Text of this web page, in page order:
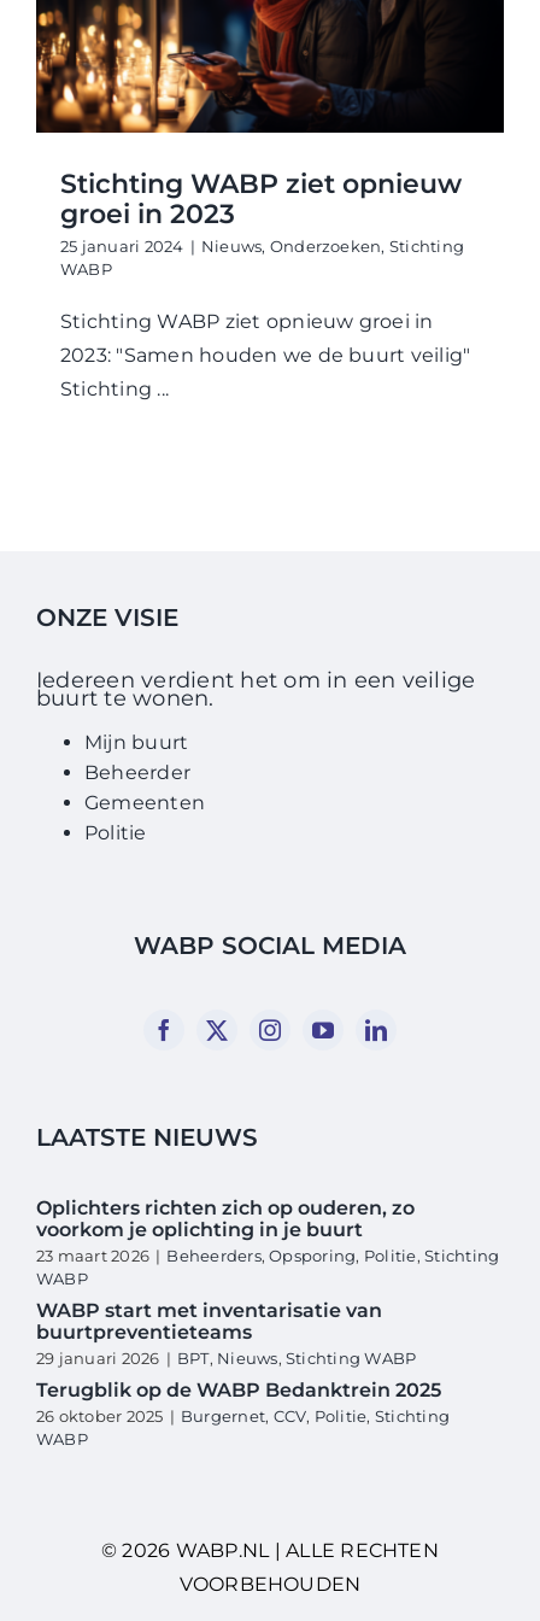
WABP Shop
Stichting WABP ziet opnieuw
groei in 2023
25 januari 2024 | Nieuws, Onderzoeken, Stichting
WABP
Stichting WABP ziet opnieuw groei in
2023: "Samen houden we de buurt veilig"
Stichting ...
ONZE VISIE
Iedereen verdient het om in een veilige
buurt te wonen.
Mijn buurt
Beheerder
Gemeenten
Politie
WABP SOCIAL MEDIA
LAATSTE NIEUWS
Oplichters richten zich op ouderen, zo
voorkom je oplichting in je buurt
23 maart 2026 | Beheerders,Opsporing, Politie,Stichting
WABP
WABP start met inventarisatie van
buurtpreventieteams
29 januari 2026 | BPT, Nieuws, Stichting WABP
Terugblik op de WABP Bedanktrein 2025
26 oktober 2025 | Burgernet, CCV, Politie, Stichting
WABP
© 2026 WABP.NL | ALLE RECHTEN
VOORBEHOUDEN